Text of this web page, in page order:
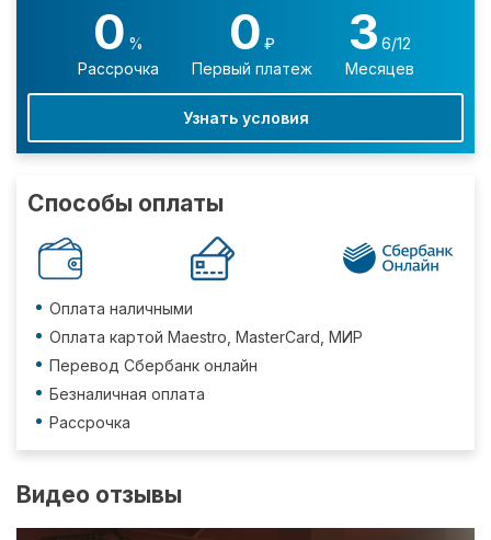
0 %
Рассрочка
0 ₽
Первый платеж
3 6/12
Месяцев
Узнать условия
Способы оплаты
Оплата наличными
Оплата картой Maestro, MasterCard, МИР
Перевод Сбербанк онлайн
Безналичная оплата
Рассрочка
Видео отзывы